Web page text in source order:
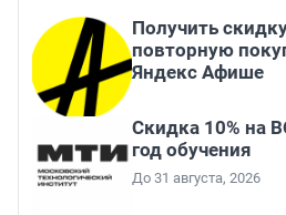
Получить
повторную
Яндекс Афише
Скидка 10% на
год обучения
До 31 августа, 2026